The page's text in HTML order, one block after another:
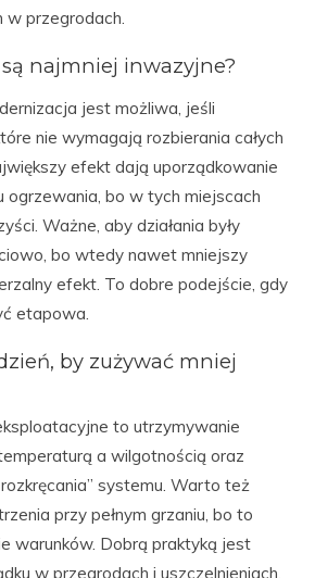
w przegrodach.
są najmniej inwazyjne?
jest możliwa, jeśli
nie wymagają rozbierania całych
efekt dają uporządkowanie
ogrzewania, bo w tych miejscach
Ważne, aby działania były
bo wtedy nawet mniejszy
efekt. To dobre podejście, gdy
etapowa.
by zużywać mniej
to utrzymywanie
a wilgotnością oraz
systemu. Warto też
przy pełnym grzaniu, bo to
warunków. Dobrą praktyką jest
w przegrodach i uszczelnieniach,